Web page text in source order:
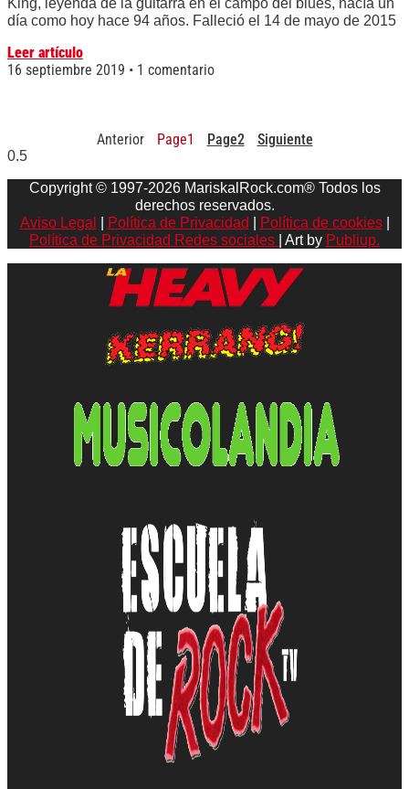
King, leyenda de la guitarra en el campo del blues, nacía un
día como hoy hace 94 años. Falleció el 14 de mayo de 2015
Leer artículo
16 septiembre 2019
1 comentario
Anterior Page1 Page2 Siguiente
Copyright © 1997-2026 MariskalRock.com® Todos los
derechos reservados.
Aviso Legal
Política de Privacidad Política de cookies|
Política de Privacidad Redes sociales
| Art by Publiup.